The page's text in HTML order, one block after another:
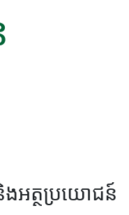
ងអត្ថប្រយោជន៍